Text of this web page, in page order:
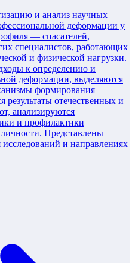
и анализ научных
деформации у
— спасателей,
специалистов, работающих
и физической нагрузки.
к определению и
деформации, выделяются
формирования
отечественных и
анализируются
и профилактики
Представлены
и направлениях